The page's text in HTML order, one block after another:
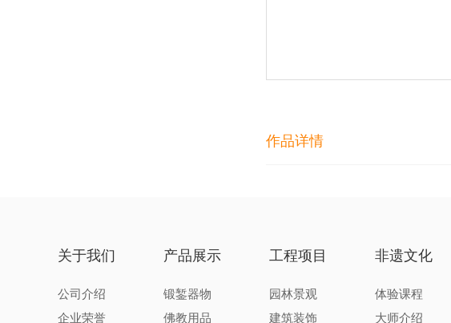
作品详情
关于我们
公司介绍
企业荣誉
产品展示
锻錾器物
佛教用品
工程项目
园林景观
建筑装饰
非遗文化
体验课程
大师介绍